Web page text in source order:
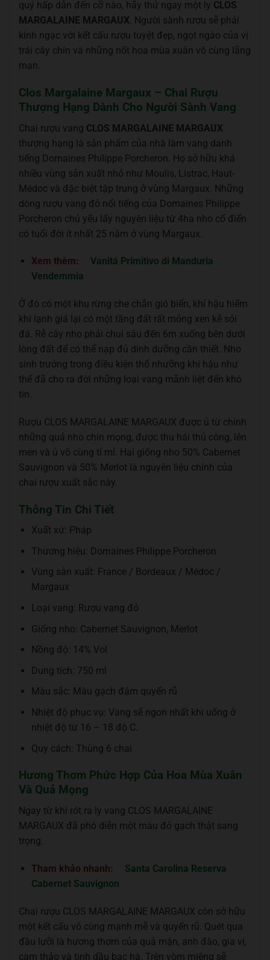
quý hấp dẫn đến cỡ nào, hãy thử ngay một ly CLOS
MARGALAINE MARGAUX . Người sành rượu sẽ phải
kinh ngạc với kết cấu rượu tuyệt đẹp, ngọt ngào của vị
trái cây chín và những nốt hoa mùa xuân vô cùng lãng
mạn.
Clos Margalaine Margaux – Chai Rượu
Thượng Hạng Dành Cho Người Sành Vang
Chai rượu vang CLOS MARGALAINE MARGAUX
thượng hạng là sản phẩm của nhà làm vang danh
tiếng Domaines Philippe Porcheron. Họ sở hữu khá
nhiều vùng sản xuất nhỏ như Moulis, Listrac, Haut-
Médoc và đặc biệt tập trung ở vùng Margaux. Những
dòng rượu vang đỏ nổi tiếng của Domaines Philippe
Porcheron chủ yếu lấy nguyên liệu từ 4ha nho cổ điển
có tuổi đời ít nhất 25 năm ở vùng Margaux.
Xem thêm:
Vanitá Primitivo di Manduria
Vendemmia
Ở đó có một khu rừng che chắn gió biển, khí hậu hiếm
khi lạnh giá lại có một tầng đất rất mỏng xen kẽ sỏi
đá. Rễ cây nho phải chui sâu đến 6m xuống bên dưới
lòng đất để có thể nạp đủ dinh dưỡng cần thiết. Nho
sinh trưởng trong điều kiện thổ nhưỡng khí hậu như
thế đã cho ra đời những loại vang mãnh liệt đến khó
tin.
Rượu CLOS MARGALAINE MARGAUX được ủ từ chính
những quả nho chín mọng, được thu hái thủ công, lên
men và ủ vô cùng tỉ mỉ. Hai giống nho 50% Cabernet
Sauvignon và 50% Merlot là nguyên liệu chính của
chai rượu xuất sắc này.
Thông Tin Chi Tiết
Xuất xứ: Pháp
Thương hiệu: Domaines Philippe Porcheron
Vùng sản xuất: France / Bordeaux / Médoc /
Margaux
Loại vang: Rượu vang đỏ
Giống nho: Cabernet Sauvignon, Merlot
Nồng độ: 14% Vol
Dung tích: 750 ml
Màu sắc: Màu gạch đậm quyến rũ
Nhiệt độ phục vụ: Vang sẽ ngon nhất khi uống ở
nhiệt độ từ 16 – 18 độ C.
Quy cách: Thùng 6 chai
Hương Thơm Phức Hợp Của Hoa Mùa Xuân
Và Quả Mọng
Ngay từ khi rót ra ly vang CLOS MARGALAINE
MARGAUX đã phô diễn một màu đỏ gạch thật sang
trọng.
Tham khảo nhanh:
Santa Carolina Reserva
Cabernet Sauvignon
Chai rượu CLOS MARGALAINE MARGAUX còn sở hữu
một kết cấu vô cùng mạnh mẽ và quyến rũ. Quét qua
đầu lưỡi là hương thơm của quả mận, anh đào, gia vị,
cam thảo và tinh dầu bạc hà. Trên vòm miệng sẽ